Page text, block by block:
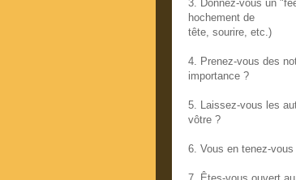
3. Donnez-vous un
hochement de
tête, sourire, etc.)
4. Prenez-vous des
importance ?
5. Laissez-vous les
vôtre ?
6. Vous en tenez-